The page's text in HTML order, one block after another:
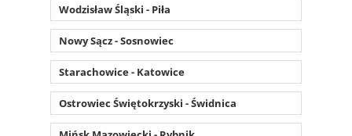
Wodzisław Śląski - Piła
Nowy Sącz - Sosnowiec
Starachowice - Katowice
Ostrowiec Świętokrzyski - Świdnica